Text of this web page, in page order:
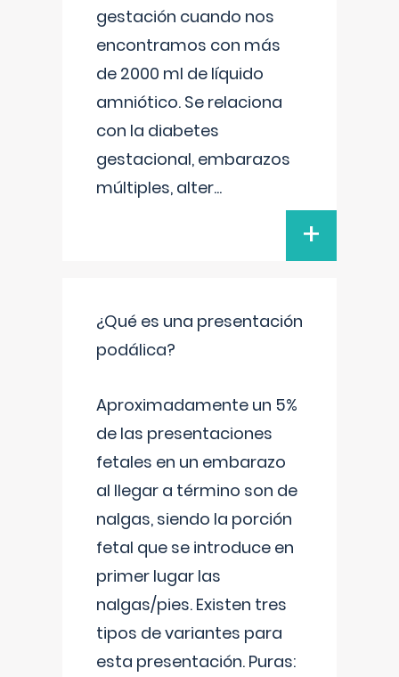
gestación cuando nos
encontramos con más
de 2000 ml de líquido
amniótico. Se relaciona
con la diabetes
gestacional, embarazos
múltiples, alter...
+
¿Qué es una presentación
podálica?
Aproximadamente un 5%
de las presentaciones
fetales en un embarazo
al llegar a término son de
nalgas, siendo la porción
fetal que se introduce en
primer lugar las
nalgas/pies. Existen tres
tipos de variantes para
esta presentación. Puras: